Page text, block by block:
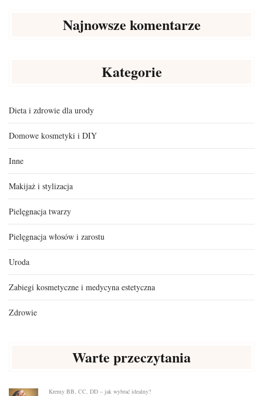
Najnowsze komentarze
Kategorie
Dieta i zdrowie dla urody
Domowe kosmetyki i DIY
Inne
Makijaż i stylizacja
Pielęgnacja twarzy
Pielęgnacja włosów i zarostu
Uroda
Zabiegi kosmetyczne i medycyna estetyczna
Zdrowie
Warte przeczytania
Kremy BB, CC, DD – jak wybrać idealny?